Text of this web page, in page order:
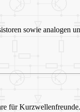
sowie analogen
für Kurzwellenfreunde.